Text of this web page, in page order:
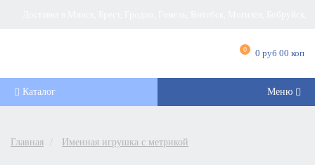
Барановичи, Новополоцк, Пинск, Борисов, Мозырь, Полоцк, Слоним, Лида,
0 0 руб 00 коп
Каталог Меню
Главная Именная игрушка с метрикой